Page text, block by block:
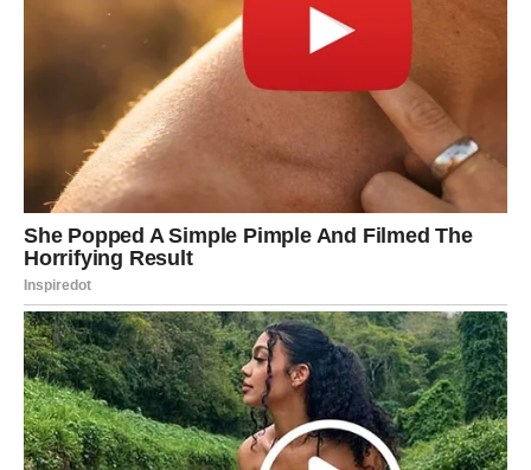
poruka koja zatvara krug (bilo od bivšeg, bilo iznutra)
razgovor koji donosi jasnoću
ili najvažnije: unutrašnja odluka da prestanu da se
kažnjavaju sećanjem
Poruka za Ribe
Ne moraš prestati da voliš nekoga da bi prestala da
patiš. Dovoljno je da prestaneš da se vraćaš tamo gde
nisi bila birana do kraja.